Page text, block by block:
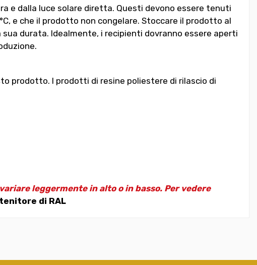
e dalla luce solare diretta. Questi devono essere tenuti
e che il prodotto non congelare. Stoccare il prodotto al
durata. Idealmente, i recipienti dovranno essere aperti
prodotto. I prodotti di resine poliestere di rilascio di
leggermente in alto o in basso. Per vedere
di RAL